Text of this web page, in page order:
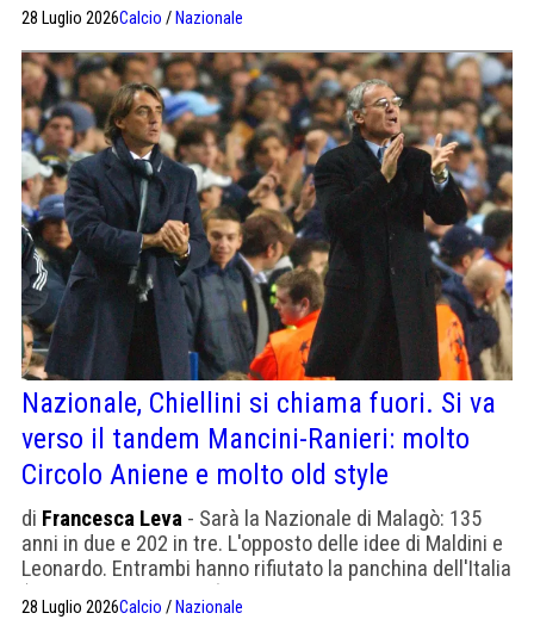
28 Luglio 2026Calcio /Nazionale
Nazionale, Chiellini si chiama fuori. Si va
verso il tandem Mancini-Ranieri: molto
Circolo Aniene e molto old style
di Francesca Leva - Sarà la Nazionale di Malagò: 135
anni in due e 202 in tre. L'opposto delle idee di Maldini e
Leonardo. Entrambi hanno rifiutato la panchina dell'Italia
tradizione e al derby di Roma
28 Luglio 2026Calcio / Nazionale